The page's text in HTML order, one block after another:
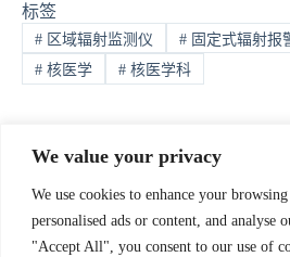
We value your privacy
We use cookies to enhance your
personalised ads or content, and
"Accept All", you consent to our use of
标签
#区域辐射监测仪 #固定式辐射报
#核医学 #核医学科
上一篇：